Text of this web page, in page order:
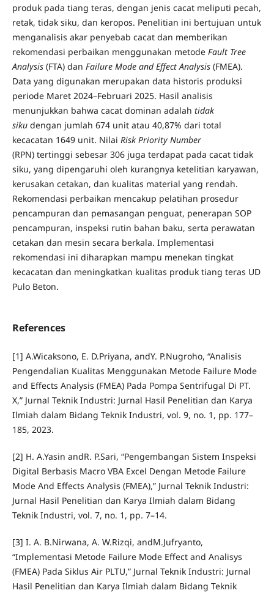
produk pada tiang teras, dengan jenis cacat meliputi pecah,
retak, tidak siku, dan keropos. Penelitian ini bertujuan untuk
menganalisis akar penyebab cacat dan memberikan
rekomendasi perbaikan menggunakan metode Fault Tree
Analysis(FTA) dan Failure Mode and Effect Analysis (FMEA).
Data yang digunakan merupakan data historis produksi
periode Maret 2024–Februari 2025. Hasil analisis
menunjukkan bahwa cacat dominan adalah tidak
sikudengan jumlah 674 unit atau 40,87% dari total
kecacatan 1649 unit. Nilai Risk Priority Number
(RPN) tertinggi sebesar 306 juga terdapat pada cacat tidak
siku, yang dipengaruhi oleh kurangnya ketelitian karyawan,
kerusakan cetakan, dan kualitas material yang rendah.
Rekomendasi perbaikan mencakup pelatihan prosedur
pencampuran dan pemasangan penguat, penerapan SOP
pencampuran, inspeksi rutin bahan baku, serta perawatan
cetakan dan mesin secara berkala. Implementasi
rekomendasi ini diharapkan mampu menekan tingkat
kecacatan dan meningkatkan kualitas produk tiang teras UD
Pulo Beton.
References
[1] A.Wicaksono, E. D.Priyana, andY. P.Nugroho, “Analisis
Pengendalian Kualitas Menggunakan Metode Failure Mode
and Effects Analysis (FMEA) Pada Pompa Sentrifugal Di PT.
X,” Jurnal Teknik Industri: Jurnal Hasil Penelitian dan Karya
Ilmiah dalam Bidang Teknik Industri, vol. 9, no. 1, pp. 177–
185, 2023.
[2] H. A.Yasin andR. P.Sari, “Pengembangan Sistem Inspeksi
Digital Berbasis Macro VBA Excel Dengan Metode Failure
Mode And Effects Analysis (FMEA),” Jurnal Teknik Industri:
Jurnal Hasil Penelitian dan Karya Ilmiah dalam Bidang
Teknik Industri, vol. 7, no. 1, pp. 7–14.
[3] I. A. B.Nirwana, A. W.Rizqi, andM.Jufryanto,
“Implementasi Metode Failure Mode Effect and Analisys
(FMEA) Pada Siklus Air PLTU,” Jurnal Teknik Industri: Jurnal
Hasil Penelitian dan Karya Ilmiah dalam Bidang Teknik